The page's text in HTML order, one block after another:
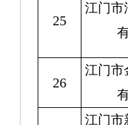
25
江门市
26
江门市
江门市